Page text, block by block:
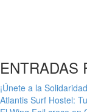
ENTRADAS
¡Únete a la
Atlantis Surf Hostel: